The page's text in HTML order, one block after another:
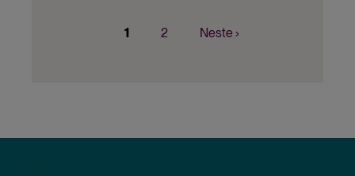
Nåværende
1 Page
2
Neste
Neste ›